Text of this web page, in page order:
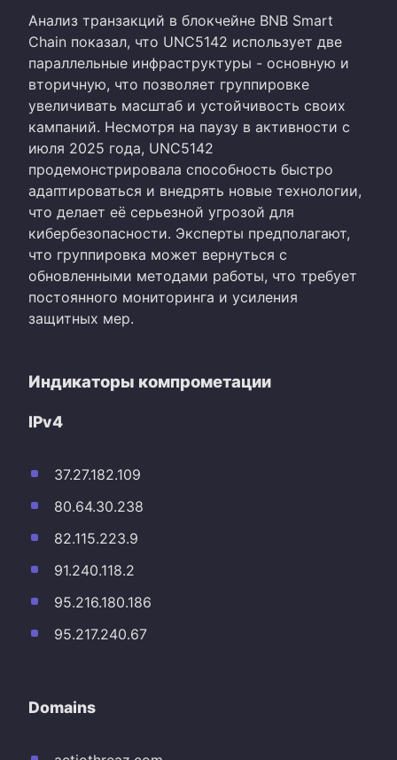
Анализ транзакций в блокчейне BNB Smart
Chain показал, что UNC5142 использует две
параллельные инфраструктуры - основную и
вторичную, что позволяет группировке
увеличивать масштаб и устойчивость своих
кампаний. Несмотря на паузу в активности с
июля 2025 года, UNC5142
продемонстрировала способность быстро
адаптироваться и внедрять новые технологии,
что делает её серьезной угрозой для
кибербезопасности. Эксперты предполагают,
что группировка может вернуться с
обновленными методами работы, что требует
постоянного мониторинга и усиления
защитных мер.
Индикаторы компрометации
IPv4
37.27.182.109
80.64.30.238
82.115.223.9
91.240.118.2
95.216.180.186
95.217.240.67
Domains